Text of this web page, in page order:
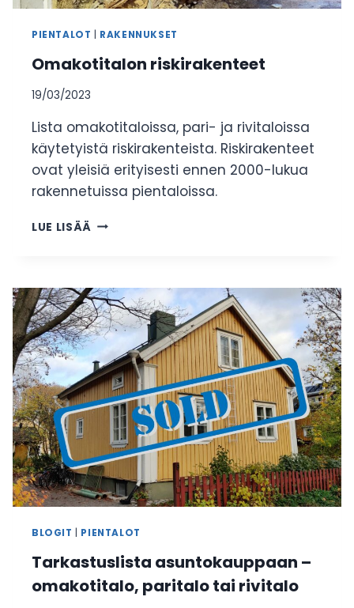
PIENTALOT RAKENNUKSET
Omakotitalon riskirakenteet
19/03/2023
Lista omakotitaloissa, pari- ja rivitaloissa
käytetyistä riskirakenteista. Riskirakenteet
ovat yleisiä erityisesti ennen 2000-lukua
rakennetuissa pientaloissa.
LUE LISÄÄ OMAKOTITALON
BLOGIT PIENTALOT
Tarkastuslista asuntokauppaan –
omakotitalo, paritalo tai rivitalo